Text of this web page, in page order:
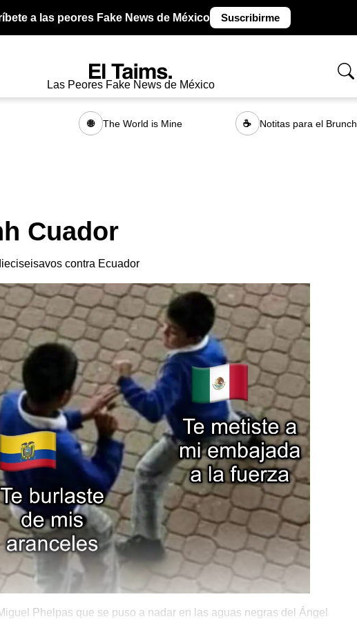
a las peores Fake News de México Suscribirme
Las Peores Fake News de México
🌐 The World is Mine ☕ Notitas para el Brunch
Cuador
contra Ecuador
Phelpas que se puso a nadar en las aguas negras del Ángel